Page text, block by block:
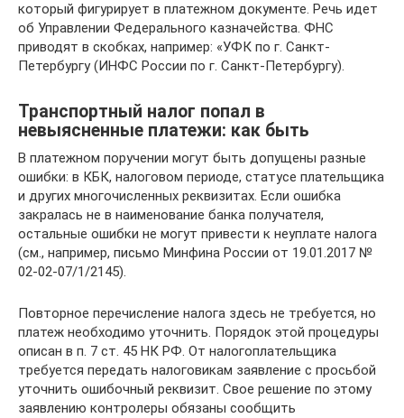
который фигурирует в платежном документе. Речь идет
об Управлении Федерального казначейства. ФНС
приводят в скобках, например: «УФК по г. Санкт-
Петербургу (ИНФС России по г. Санкт-Петербургу).
Транспортный налог попал в
невыясненные платежи: как быть
В платежном поручении могут быть допущены разные
ошибки: в КБК, налоговом периоде, статусе плательщика
и других многочисленных реквизитах. Если ошибка
закралась не в наименование банка получателя,
остальные ошибки не могут привести к неуплате налога
(см., например, письмо Минфина России от 19.01.2017 №
02-02-07/1/2145).
Повторное перечисление налога здесь не требуется, но
платеж необходимо уточнить. Порядок этой процедуры
описан в п. 7 ст. 45 НК РФ. От налогоплательщика
требуется передать налоговикам заявление с просьбой
уточнить ошибочный реквизит. Свое решение по этому
заявлению контролеры обязаны сообщить